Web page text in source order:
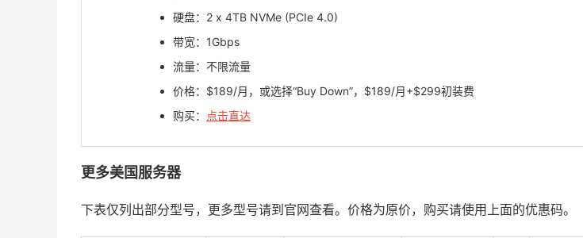
硬盘：2 x 4TB NVMe (PCIe 4.0)
带宽：1Gbps
流量：不限流量
价格：$189/月，或选择“Buy Down”，$189/月+$299初装费
购买：
点击直达
更多美国服务器
下表仅列出部分型号，更多型号请到官网查看。价格为原价，购买请使用上面的优惠码。